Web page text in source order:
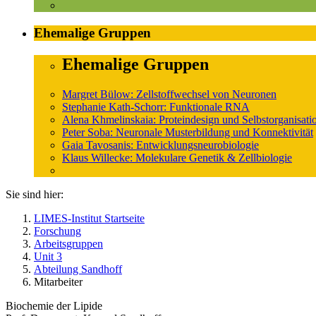
Ehemalige Gruppen
Ehemalige Gruppen
Margret Bülow: Zellstoffwechsel von Neuronen
Stephanie Kath-Schorr: Funktionale RNA
Alena Khmelinskaia: Proteindesign und
Peter Soba: Neuronale Musterbildung und Konnektivität
Gaia Tavosanis: Entwicklungsneurobiologie
Klaus Willecke: Molekulare Genetik & Zellbiologie
Sie sind hier:
LIMES-Institut Startseite
Forschung
Arbeitsgruppen
Unit 3
Abteilung Sandhoff
Mitarbeiter
Biochemie der Lipide